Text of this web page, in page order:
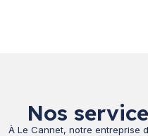
Nos
À Le Cannet, notre entreprise